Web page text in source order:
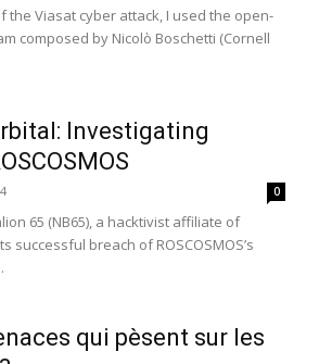
the Viasat cyber attack, I used the open-
composed by Nicolò Boschetti (Cornell
Investigating
0
65 (NB65), a hacktivist affiliate of
breach of ROSCOSMOS’s
qui pèsent sur les